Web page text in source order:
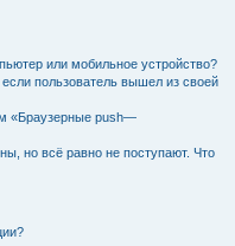
или мобильное устройство?
пользователь вышел из своей
«Браузерные push—
но всё равно не поступают. Что